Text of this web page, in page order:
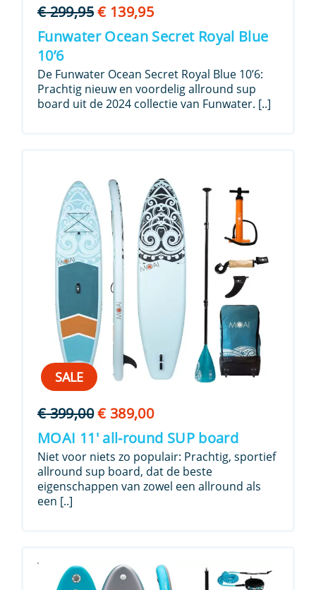
€299,95Oorspronkelijke
prijs
€ 299,95.
€139,95Huidige
prijs
€ 139,95.
Funwater Ocean Secret Royal Blue
10’6
De Funwater Ocean Secret Royal Blue 10’6:
Prachtig nieuw en voordelig allround sup
board uit de 2024 collectie van Funwater. [..]
SALE
€399,00Oorspronkelijke
prijs
was:
€ 399,00.
€389,00Huidige
prijs
is:
€ 389,00.
MOAI 11′ all-round SUP board
Niet voor niets zo populair: Prachtig, sportief
allround sup board, dat de beste
eigenschappen van zowel een allround als
een [..]